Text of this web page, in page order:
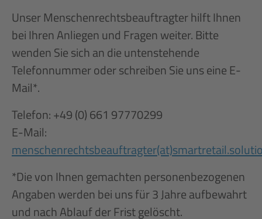
Unser Menschenrechtsbeauftragter hilft Ihnen
bei Ihren Anliegen und Fragen weiter. Bitte
wenden Sie sich an die untenstehende
Telefonnummer oder schreiben Sie uns eine E-
Mail*.
Telefon: +49 (0) 661 97770299
E-Mail:
*Die von Ihnen gemachten personenbezogenen
Angaben werden bei uns für 3 Jahre aufbewahrt
und nach Ablauf der Frist gelöscht.